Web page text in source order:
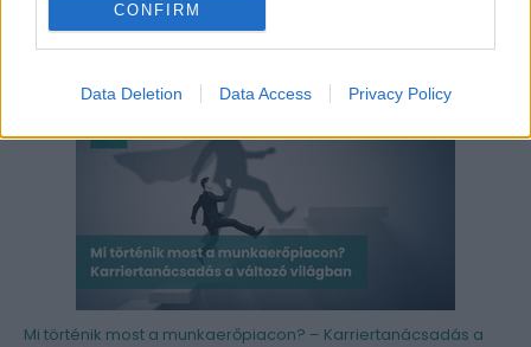
CONFIRM
Data Deletion Data Access Privacy Policy
Mi történik most a munkaerőpiacon? – Karriertanácsadás a